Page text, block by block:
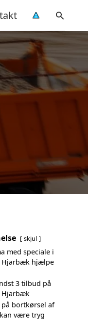
skjul
med speciale i
Hjarbæk hjælpe
3 tilbud på
Hjarbæk
bortkørsel af
være tryg